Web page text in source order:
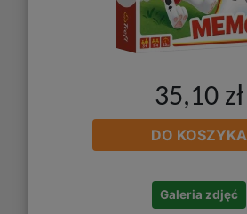
35,10 zł
DO KOSZYKA
Galeria zdjęć